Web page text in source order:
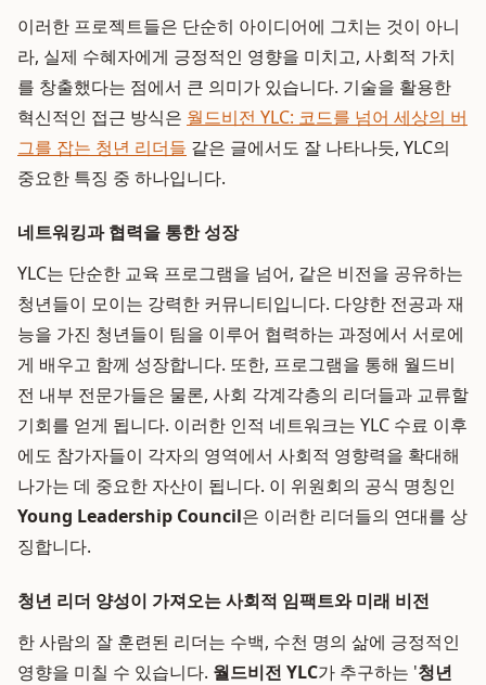
이러한 프로젝트들은 단순히 아이디어에 그치는 것이 아니
라, 실제 수혜자에게 긍정적인 영향을 미치고, 사회적 가치
를 창출했다는 점에서 큰 의미가 있습니다. 기술을 활용한
혁신적인 접근 방식은 월드비전 YLC: 코드를 넘어 세상의 버
그를 잡는 청년 리더들 같은 글에서도 잘 나타나듯, YLC의
중요한 특징 중 하나입니다.
네트워킹과 협력을 통한 성장
YLC는 단순한 교육 프로그램을 넘어, 같은 비전을 공유하는
청년들이 모이는 강력한 커뮤니티입니다. 다양한 전공과 재
능을 가진 청년들이 팀을 이루어 협력하는 과정에서 서로에
게 배우고 함께 성장합니다. 또한, 프로그램을 통해 월드비
전 내부 전문가들은 물론, 사회 각계각층의 리더들과 교류할
기회를 얻게 됩니다. 이러한 인적 네트워크는 YLC 수료 이후
에도 참가자들이 각자의 영역에서 사회적 영향력을 확대해
나가는 데 중요한 자산이 됩니다. 이 위원회의 공식 명칭인
Young Leadership Council은 이러한 리더들의 연대를 상
징합니다.
청년 리더 양성이 가져오는 사회적 임팩트와 미래 비전
한 사람의 잘 훈련된 리더는 수백, 수천 명의 삶에 긍정적인
영향을 미칠 수 있습니다. 월드비전 YLC가 추구하는 '청년